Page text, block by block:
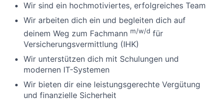
Wir sind ein hochmotiviertes, erfolgreiches Team
Wir arbeiten dich ein und begleiten dich auf
deinem Weg zum Fachmann m/w/d für
Versicherungsvermittlung (IHK)
Wir unterstützen dich mit Schulungen und
modernen IT-Systemen
Wir bieten dir eine leistungsgerechte Vergütung
und finanzielle Sicherheit